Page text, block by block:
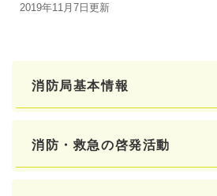
2019年11月7日更新
消防局基本情報
消防・救急の啓発活動